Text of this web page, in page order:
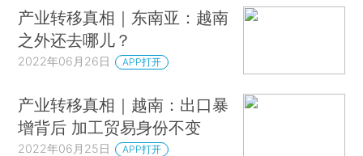
产业转移真相｜东南亚：越南
之外还去哪儿？
2022年06月26日 APP打开
产业转移真相｜越南：出口暴
增背后 加工贸易身份不变
2022年06月25日 APP打开